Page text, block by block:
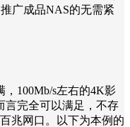
广成品NAS的无需紧
100Mb/s左右的4K影
言完全可以满足，不存
兆网口。以下为本例的